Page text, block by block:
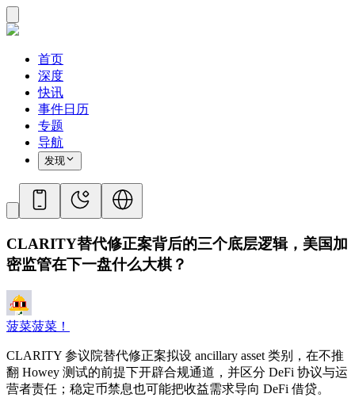
首页
深度
快讯
事件日历
专题
导航
发现
CLARITY替代修正案背后的三个底层逻辑，美国加
密监管在下一盘什么大棋？
菠菜菠菜！
CLARITY 参议院替代修正案拟设 ancillary asset 类别，在不推
翻 Howey 测试的前提下开辟合规通道，并区分 DeFi 协议与运
营者责任；稳定币禁息也可能把收益需求导向 DeFi 借贷。